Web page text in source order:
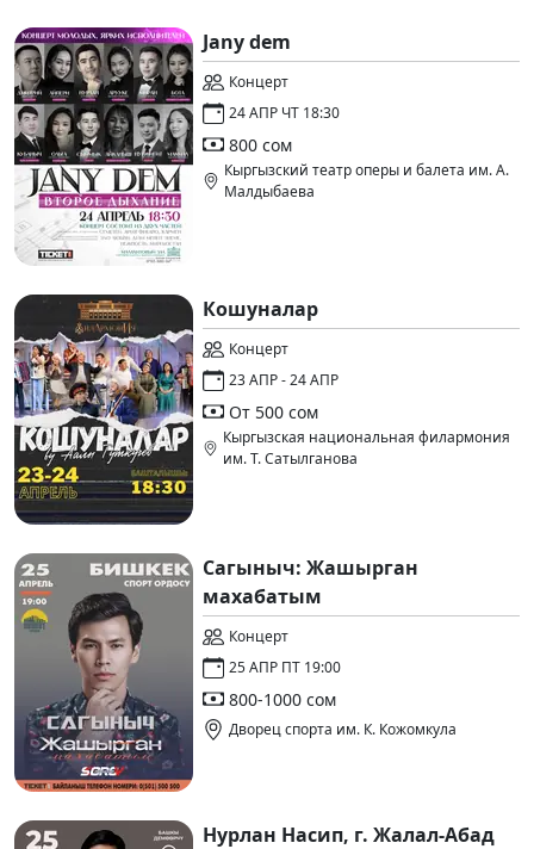
Jany dem
Концерт
24 АПР ЧТ 18:30
800 сом
Кыргызский театр оперы и балета им. А.
Малдыбаева
Кошуналар
Концерт
23 АПР - 24 АПР
От 500 сом
Кыргызская национальная филармония
им. Т. Сатылганова
Сагыныч: Жашырган
махабатым
Концерт
25 АПР ПТ 19:00
800-1000 сом
Дворец спорта им. К. Кожомкула
Нурлан Насип, г. Жалал-Абад